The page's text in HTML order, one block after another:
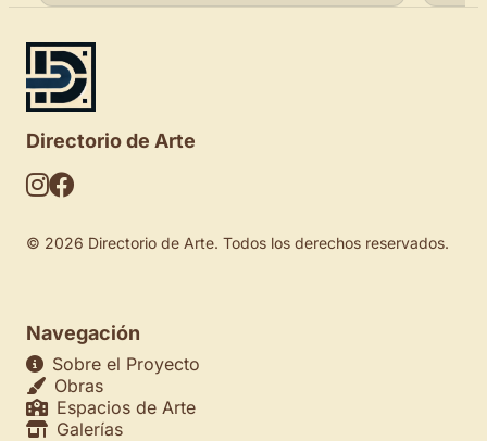
Directorio de Arte
© 2026 Directorio de Arte. Todos los derechos reservados.
Navegación
Sobre el Proyecto
Obras
Espacios de Arte
Galerías